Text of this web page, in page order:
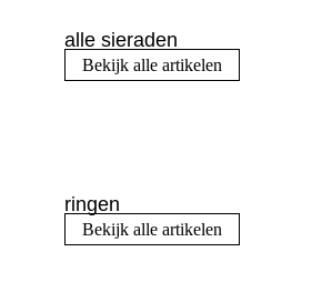
alle sieraden
Bekijk alle artikelen
ringen
Bekijk alle artikelen